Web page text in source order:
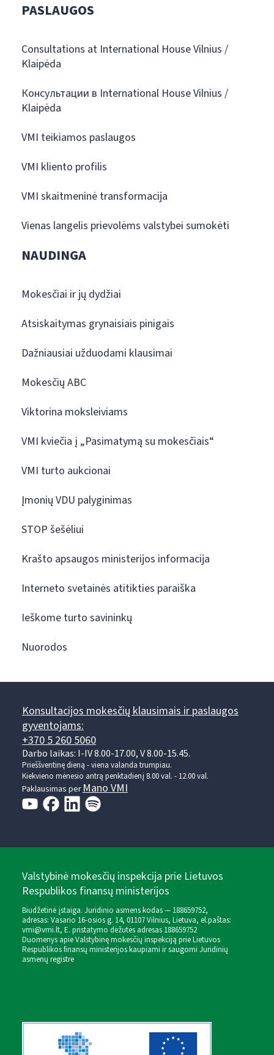
PASLAUGOS
Consultations at International House Vilnius /
Klaipėda
Консультации в International House Vilnius /
Klaipėda
VMI teikiamos paslaugos
VMI kliento profilis
VMI skaitmeninė transformacija
Vienas langelis prievolėms valstybei sumokėti
NAUDINGA
Mokesčiai ir jų dydžiai
Atsiskaitymas grynaisiais pinigais
Dažniausiai užduodami klausimai
Mokesčių ABC
Viktorina moksleiviams
VMI kviečia į „Pasimatymą su mokesčiais“
VMI turto aukcionai
Įmonių VDU palyginimas
STOP šešėliui
Krašto apsaugos ministerijos informacija
Interneto svetainės atitikties paraiška
Ieškome turto savininkų
Nuorodos
Konsultacijos mokesčių klausimais ir paslaugos
gyventojams:
+370 5 260 5060
Darbo laikas: I-IV 8.00-17.00, V 8.00-15.45.
Prieššventinę dieną - viena valanda trumpiau.
Kiekvieno mėnesio antrą penktadienį 8.00 val. - 12.00 val.
Paklausimas perMano VMI
Valstybinė mokesčių inspekcija prie Lietuvos
Respublikos finansų ministerijos
Biudžetinė įstaiga. Juridinio asmens kodas — 188659752,
adresas: Vasario 16-osios g. 14, 01107 Vilnius, Lietuva, el.paštas:
vmi@vmi.lt, E. pristatymo dėžutės adresas 188659752
Duomenys apie Valstybinę mokesčių inspekciją prie Lietuvos
Respublikos finansų ministerijos kaupiami ir saugomi Juridinių
asmenų registre